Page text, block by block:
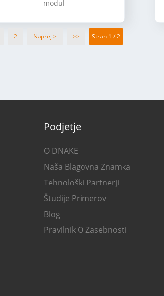
modul
2 Naprej > >> Stran 1 / 2
Podjetje
O DNAKE
Naša Blagovna Znamka
Tehnološki Partnerji
Študije Primerov
Blog
Pravilnik O Zasebnosti